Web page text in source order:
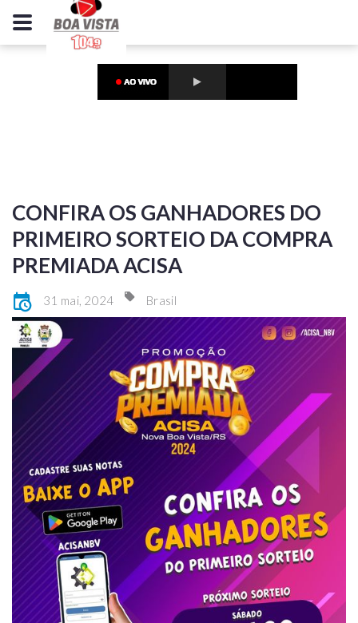
CONFIRA OS GANHADORES DO
PRIMEIRO SORTEIO DA COMPRA
PREMIADA ACISA
31 mai, 2024 Brasil